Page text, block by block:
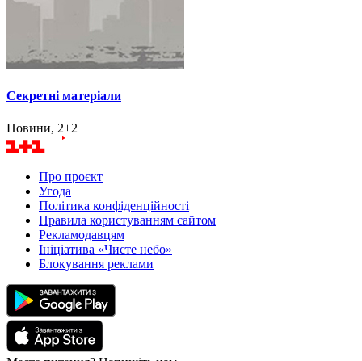
Секретні матеріали
Новини, 2+2
Про проєкт
Угода
Політика конфіденційності
Правила користуванням сайтом
Рекламодавцям
Ініціатива «Чисте небо»
Блокування реклами